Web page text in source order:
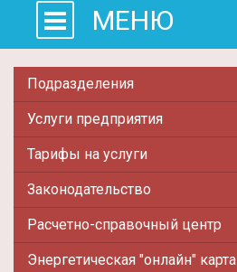
МЕНЮ
Подразделения
Услуги предприятия
Тарифы на услуги
Законодательство
Расчетно-справочный центр
Энергетическая "онлайн" карта